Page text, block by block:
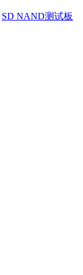
SD NAND测试板